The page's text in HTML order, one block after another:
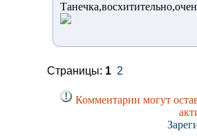
Страницы: 1 2
Комментарии могут